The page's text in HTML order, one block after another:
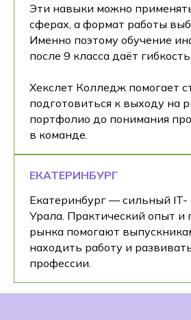
Эти навыки можно
сферах, а формат работы
Именно поэтому обучение
после 9 класса даёт
Хекслет Колледж помогает
подготовиться к выходу на
портфолио до понимания
в команде.
ЕКАТЕРИНБУРГ
Екатеринбург — сильный IT-
Урала. Практический опыт и
рынка помогают
находить работу и
профессии.